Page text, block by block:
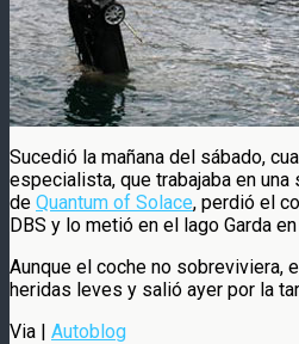
Sucedió la mañana del sábado,
especialista, que trabajaba en
de Quantum of Solace, perdió el
DBS y lo metió en el lago Garda
Aunque el coche no sobreviviera,
heridas leves y salió ayer por la
Via | Autoblog